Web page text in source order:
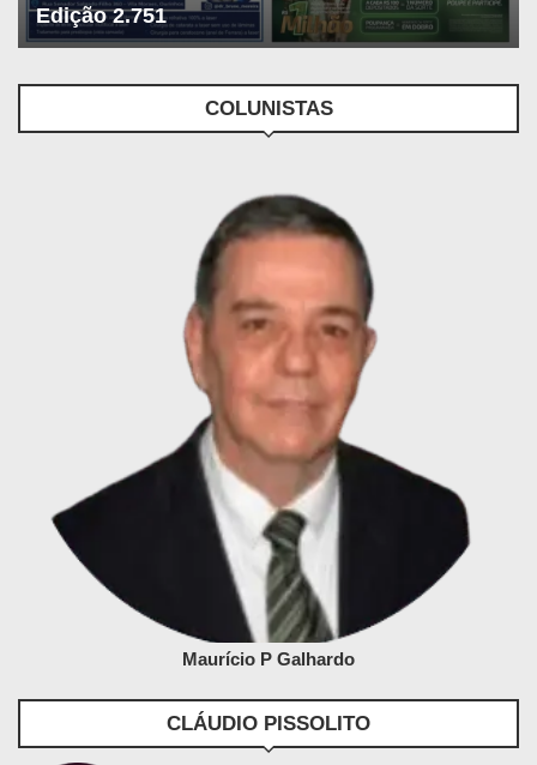
Edição 2.751
COLUNISTAS
Maurício P Galhardo
CLÁUDIO PISSOLITO